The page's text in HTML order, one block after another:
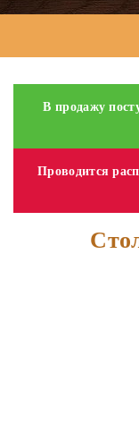
В продажу
Проводится